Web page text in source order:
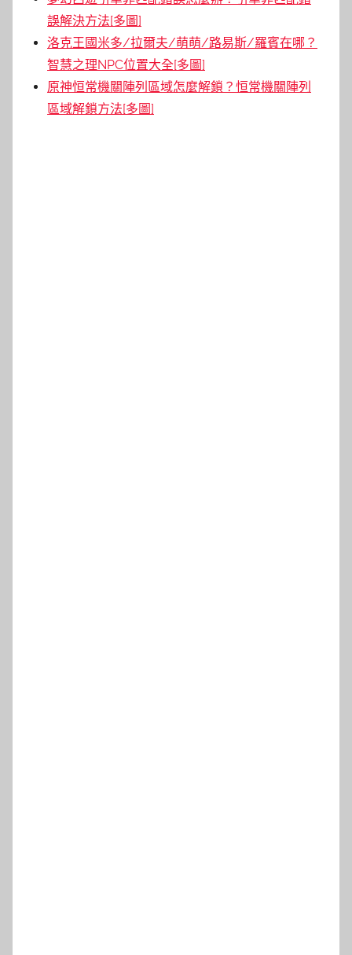
誤解決方法[多圖]
洛克王國米多/拉爾夫/萌萌/路易斯/羅賓在哪？
智慧之理NPC位置大全[多圖]
原神恒常機關陣列區域怎麼解鎖？恒常機關陣列
區域解鎖方法[多圖]